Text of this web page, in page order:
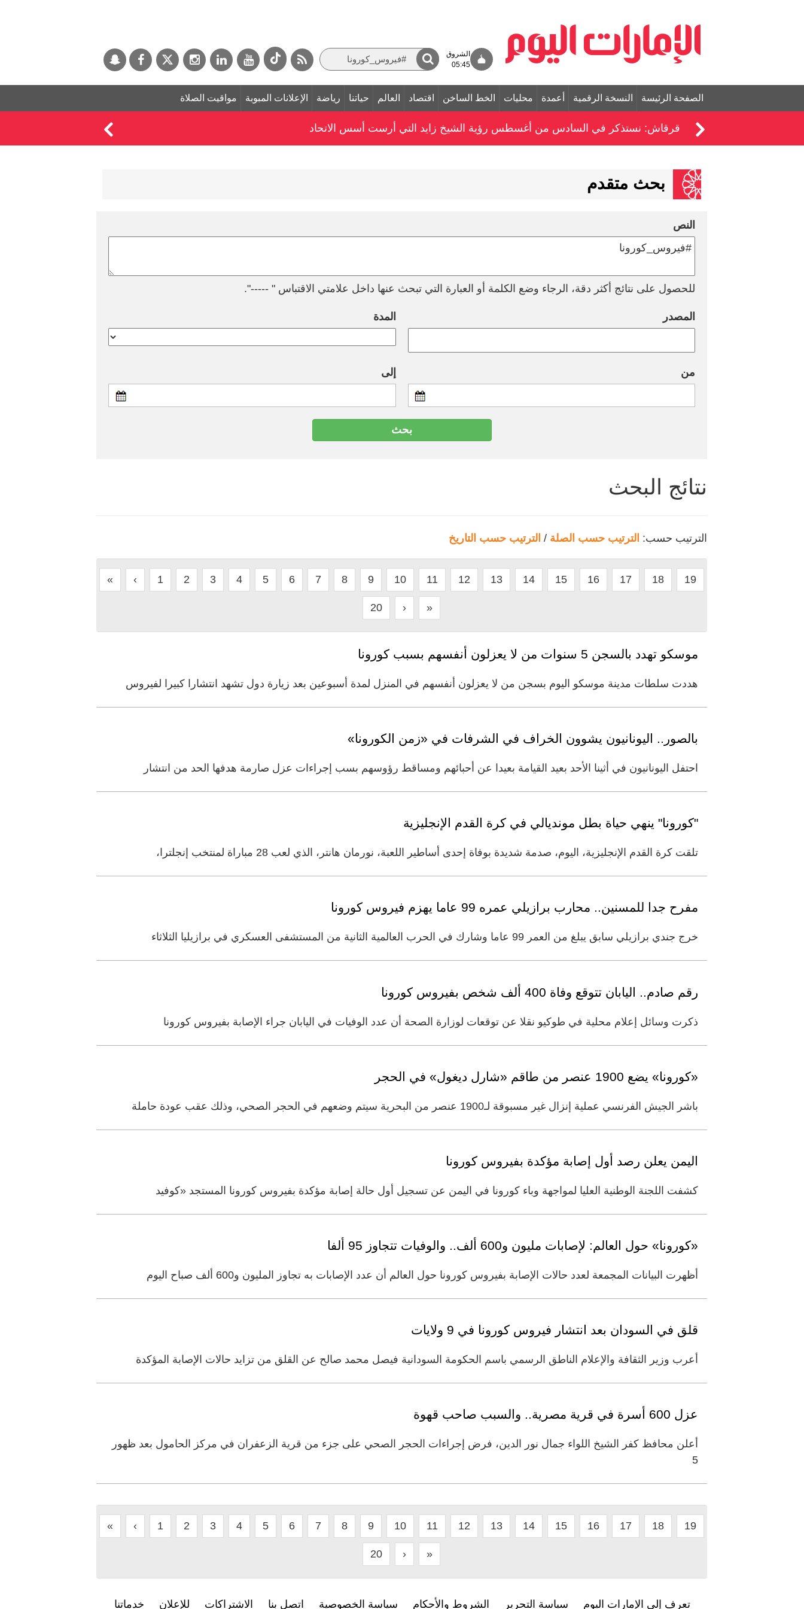
الشروق
05:45
الصفحة الرئيسة النسخة الرقمية أعمدة محليات الخط الساخن اقتصاد العالم حياتنا رياضة الإعلانات المبوبة مواقيت الصلاة
قرقاش: نستذكر في السادس من أغسطس رؤية الشيخ زايد التي أرست أسس الاتحاد
بحث متقدم
النص
للحصول على نتائج أكثر دقة، الرجاء وضع الكلمة أو العبارة التي تبحث عنها داخل علامتي الاقتباس " -----".
المصدر المدة
من إلى
نتائج البحث
الترتيب حسب: الترتيب حسب الصلة / الترتيب حسب التاريخ
« ‹ 1 2 3 4 5 6 7 8 9 10 11 12 13 14 15 16 17 18 19
20 › »
موسكو تهدد بالسجن 5 سنوات من لا يعزلون أنفسهم بسبب كورونا
هددت سلطات مدينة موسكو اليوم بسجن من لا يعزلون أنفسهم في المنزل لمدة أسبوعين بعد زيارة دول تشهد انتشارا كبيرا لفيروس
بالصور.. اليونانيون يشوون الخراف في الشرفات في «زمن الكورونا»
احتفل اليونانيون في أثينا الأحد بعيد القيامة بعيدا عن أحبائهم ومساقط رؤوسهم بسب إجراءات عزل صارمة هدفها الحد من انتشار
"كورونا" ينهي حياة بطل مونديالي في كرة القدم الإنجليزية
تلقت كرة القدم الإنجليزية، اليوم، صدمة شديدة بوفاة إحدى أساطير اللعبة، نورمان هانتر، الذي لعب 28 مباراة لمنتخب إنجلترا،
مفرح جدا للمسنين.. محارب برازيلي عمره 99 عاما يهزم فيروس كورونا
خرج جندي برازيلي سابق يبلغ من العمر 99 عاما وشارك في الحرب العالمية الثانية من المستشفى العسكري في برازيليا الثلاثاء
رقم صادم.. اليابان تتوقع وفاة 400 ألف شخص بفيروس كورونا
ذكرت وسائل إعلام محلية في طوكيو نقلا عن توقعات لوزارة الصحة أن عدد الوفيات في اليابان جراء الإصابة بفيروس كورونا
«كورونا» يضع 1900 عنصر من طاقم «شارل ديغول» في الحجر
باشر الجيش الفرنسي عملية إنزال غير مسبوقة لـ1900 عنصر من البحرية سيتم وضعهم في الحجر الصحي، وذلك عقب عودة حاملة
اليمن يعلن رصد أول إصابة مؤكدة بفيروس كورونا
كشفت اللجنة الوطنية العليا لمواجهة وباء كورونا في ​اليمن​ عن تسجيل أول حالة إصابة مؤكدة بفيروس كورونا​ المستجد «​كوفيد
«كورونا» حول العالم: لإصابات مليون و600 ألف.. والوفيات تتجاوز 95 ألفا
أظهرت البيانات المجمعة لعدد حالات الإصابة بفيروس كورونا حول العالم أن عدد الإصابات به تجاوز المليون و600 ألف صباح اليوم
قلق في السودان بعد انتشار فيروس كورونا في 9 ولايات
أعرب وزير الثقافة والإعلام الناطق الرسمي باسم الحكومة السودانية فيصل محمد صالح عن القلق من تزايد حالات الإصابة المؤكدة
عزل 600 أسرة في قرية مصرية.. والسبب صاحب قهوة
أعلن محافظ كفر الشيخ اللواء جمال نور الدين، فرض إجراءات الحجر الصحي على جزء من قرية الزعفران في مركز الحامول بعد ظهور
5
« ‹ 1 2 3 4 5 6 7 8 9 10 11 12 13 14 15 16 17 18 19
20 › »
تعرف إلى الإمارات اليوم سياسة التحرير الشروط والأحكام سياسة الخصوصية اتصل بنا الاشتراكات للإعلان خدماتنا